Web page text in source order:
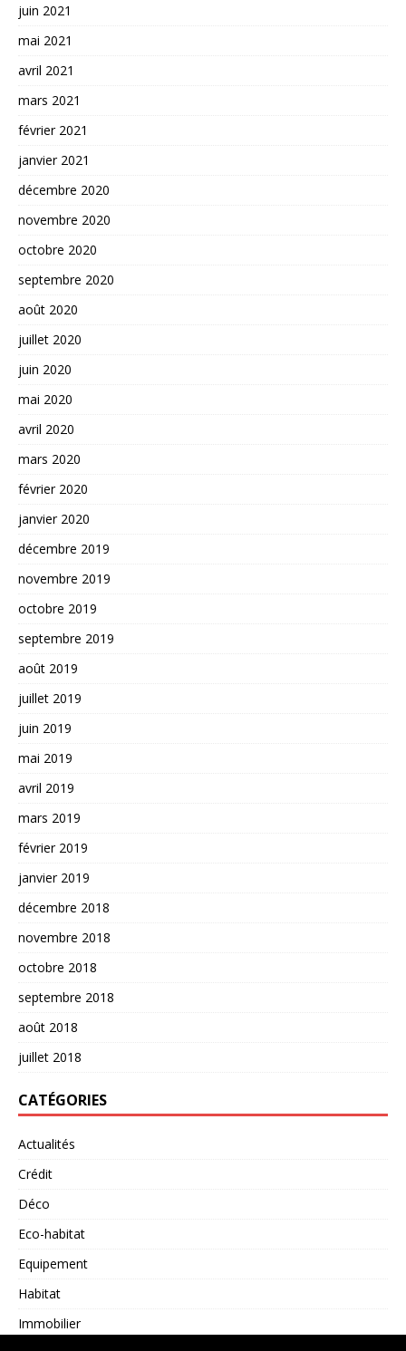
juin 2021
mai 2021
avril 2021
mars 2021
février 2021
janvier 2021
décembre 2020
novembre 2020
octobre 2020
septembre 2020
août 2020
juillet 2020
juin 2020
mai 2020
avril 2020
mars 2020
février 2020
janvier 2020
décembre 2019
novembre 2019
octobre 2019
septembre 2019
août 2019
juillet 2019
juin 2019
mai 2019
avril 2019
mars 2019
février 2019
janvier 2019
décembre 2018
novembre 2018
octobre 2018
septembre 2018
août 2018
juillet 2018
CATÉGORIES
Actualités
Crédit
Déco
Eco-habitat
Equipement
Habitat
Immobilier